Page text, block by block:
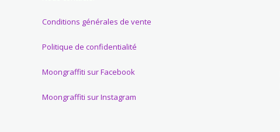
Conditions générales de vente
Politique de confidentialité
Moongraffiti sur Facebook
Moongraffiti sur Instagram